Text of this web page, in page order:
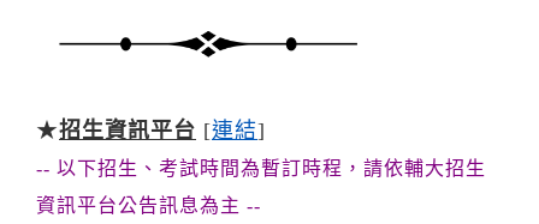
★招生資訊平台 [連結]
-- 以下招生、考試時間為暫訂時程，請依輔大招生
資訊平台公告訊息為主 --